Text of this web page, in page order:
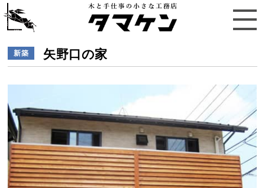
新築 矢野口の家